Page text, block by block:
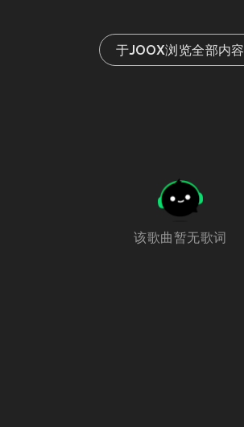
于JOOX浏览全部内容
该歌曲暂无歌词